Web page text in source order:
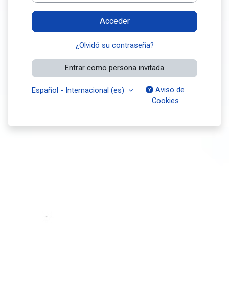
Acceder
¿Olvidó su contraseña?
Entrar como persona invitada
Español - Internacional ‎(es)‎
Aviso de
Cookies